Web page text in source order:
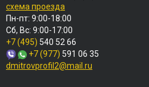
схема проезда
Пн-пт: 9:00-18:00
Сб, Вс: 9:00-17:00
+7 (495) 540 52 66
+7 (977) 591 06 35
dmitrovprofil2@mail.ru